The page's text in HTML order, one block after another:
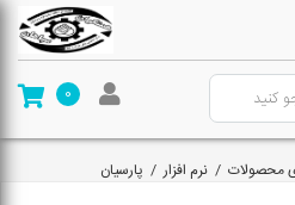
0
محصولات / نرم افزار/ پارسیان